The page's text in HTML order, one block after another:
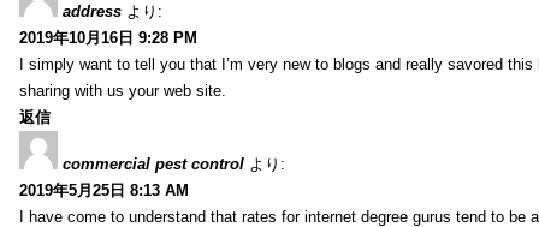
address より:
2019年10月16日 9:28 PM
I simply want to tell you that I’m very new to blogs and really savored
sharing with us your web site.
返信
commercial pest control より:
2019年5月25日 8:13 AM
I have come to understand that rates for internet degree gurus tend to